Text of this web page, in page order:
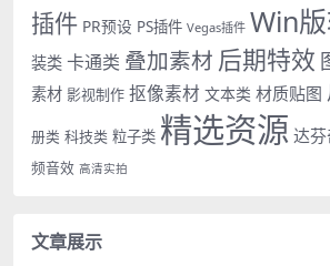
插件 PR预设 PS插件 Vegas插件 Win
装类 卡通类 叠加素材 后期特效
素材 影视制作 抠像素材 文本类 材质贴图
册类 科技类 粒子类 精选资源 达
频音效 高清实拍
文章展示